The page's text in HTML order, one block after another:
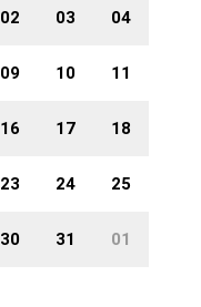
02 03 04
09 10 11
16 17 18
23 24 25
30 31 01